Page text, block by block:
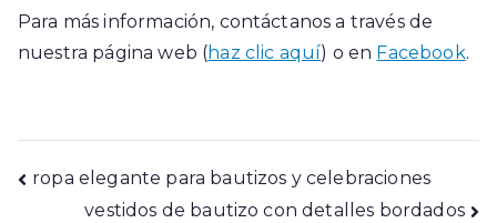
Para más información, contáctanos a través de
nuestra página web (haz clic aquí) o en Facebook.
Navegação
ropa elegante para bautizos y celebraciones
vestidos de bautizo con detalles bordados